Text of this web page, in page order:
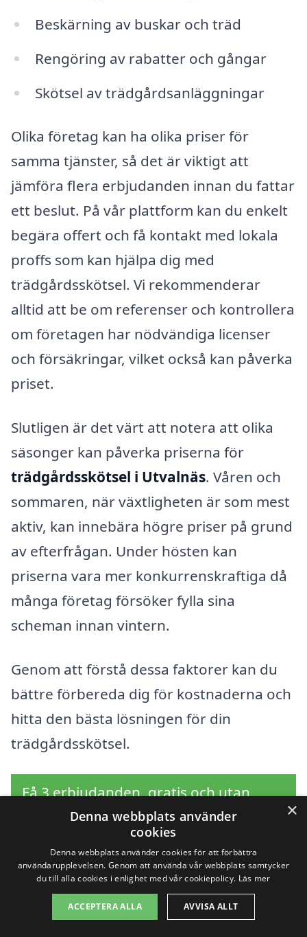
Beskärning av buskar och träd
Rengöring av rabatter och gångar
Skötsel av trädgårdsanläggningar
Olika företag kan ha olika priser för
samma tjänster, så det är viktigt att
jämföra flera erbjudanden innan du fattar
ett beslut. På vår plattform kan du enkelt
begära offert och få kontakt med lokala
proffs som kan hjälpa dig med
trädgårdsskötsel. Vi rekommenderar
alltid att be om referenser och kontrollera
om företagen har nödvändiga licenser
och försäkringar, vilket också kan påverka
priset.
Slutligen är det värt att notera att olika
säsonger kan påverka priserna för
trädgårdsskötsel i Utvalnäs. Våren och
sommaren, när växtligheten är som mest
aktiv, kan innebära högre priser på grund
av efterfrågan. Under hösten kan
priserna vara mer konkurrenskraftiga då
många företag försöker fylla sina
scheman innan vintern.
Genom att förstå dessa faktorer kan du
bättre förbereda dig för kostnaderna och
hitta den bästa lösningen för din
trädgårdsskötsel.
Få 3 erbjudanden, gratis och utan
förpliktelser
Sök efter en
professionell för
×
Denna webbplats använder
cookies
Denna webbplats använder cookies för att förbättra
användarupplevelsen. Genom att använda vår webbplats samtycker
du till alla cookies i enlighet med vår cookiepolicy. Läs mer
ACCEPTERA ALLA AVVISA ALLT